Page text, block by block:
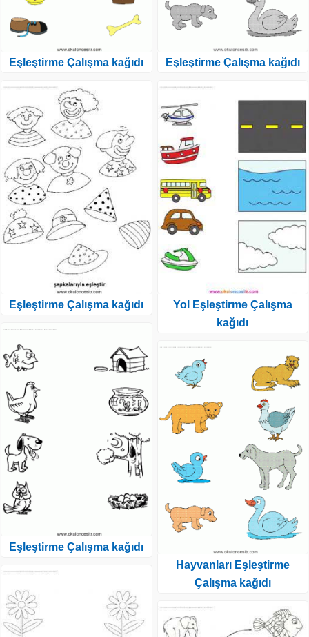
Eşleştirme Çalışma kağıdı
Eşleştirme Çalışma kağıdı
Eşleştirme Çalışma kağıdı
Eşleştirme Çalışma kağıdı
Yol Eşleştirme Çalışma
kağıdı
Hayvanları Eşleştirme
Çalışma kağıdı